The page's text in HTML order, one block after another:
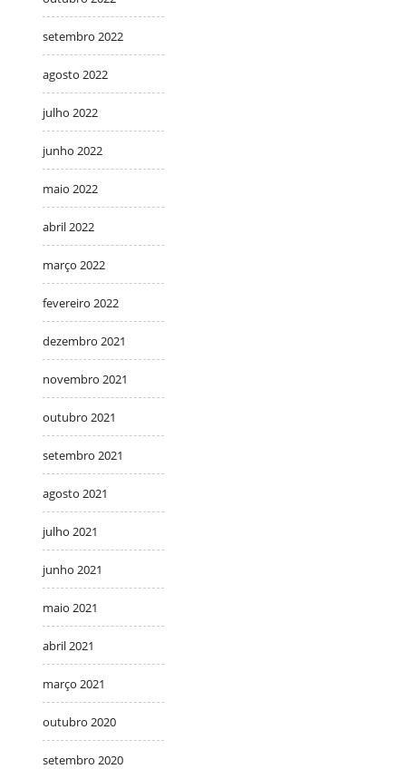
setembro 2022
agosto 2022
julho 2022
junho 2022
maio 2022
abril 2022
março 2022
fevereiro 2022
dezembro 2021
novembro 2021
outubro 2021
setembro 2021
agosto 2021
julho 2021
junho 2021
maio 2021
abril 2021
março 2021
outubro 2020
setembro 2020